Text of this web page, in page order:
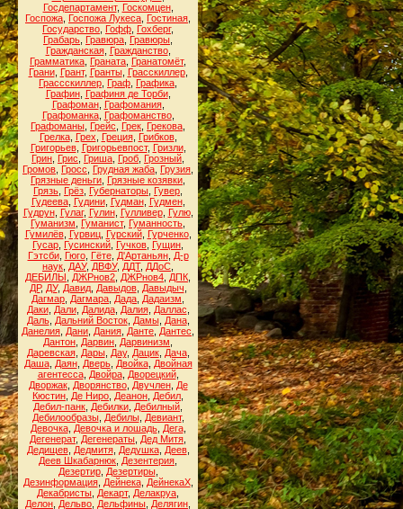
Госдепартамент, Госкомцен,
Госпожа Госпожа Лукеса Гостиная
Государство Гофф Гохберг,
Грабарь Гравюра Гравюры
Гражданская, Гражданство,
Грамматика Граната Гранатомёт,
Грани, Грант, Гранты, Грасскиллер,
Грассскиллер Граф Графика
Графин, Графиня де Торби,
Графоман, Графомания,
Графоманка, Графоманство,
Графоманы Грейс Грек Грекова
Грелка, Грех Греция, Грибков,
Григорьев, Григорьевпост, Гризли,
Грин Грис Гриша Гроб Грозный
Громов Гросс Грудная жаба Грузия
Грязные деньги Грязные козявки
Грязь Грёз Губернаторы Гувер
Гудеева, Гудини, Гудман, Гудмен,
Гудрун, Гулаг, Гулин, Гулливер, Гулю,
Гуманизм
Гуманист, Гуманность
Гумилёв, Гурвиц, Гурский, Гурченко,
Гусар Гусинский Гучков Гущин
Гэтсби, Гюго, Гёте, Д'Артаньян, Д-р
наук ДАУ, ДВФУ, ДДТ, ДДоС
ДЕБИЛЫ
ДЖРнов2 ДЖРнов4 ДПК
ДР, ДУ, Давид, Давыдов, Давыдыч
Дагмар Дагмара Дада Дадаизм
Даки, Дали, Далида, Далия, Даллас
Даль, Дальний Восток, Дамы, Дана,
Данелия Дани Дания Данте Дантес
Дантон Дарвин Дарвинизм
Даревская, Дары, Дау, Дацик, Дача,
Даша, Даян, Дверь, Двойка, Двойная
агентесса, Двойра, Дворецкий,
Дворжак, Дворянство, Двучлен, Де
Кюстин Де Ниро Деанон Дебил
Дебил-панк Дебилки Дебилный
Дебилообразы, Дебилы, Девиант,
Девочка, Девочка и лошадь, Дега,
Дегенерат, Дегенераты Дед Митя
Дедищев, Дедмитя, Дедушка, Деев,
Деев Шкабарнюк Дезентерия
Дезертир, Дезертиры,
Дезинформация, Дейнека, ДейнекаХ,
Декабристы Декарт, Делакруа
Делон Дельво Дельфины Делягин